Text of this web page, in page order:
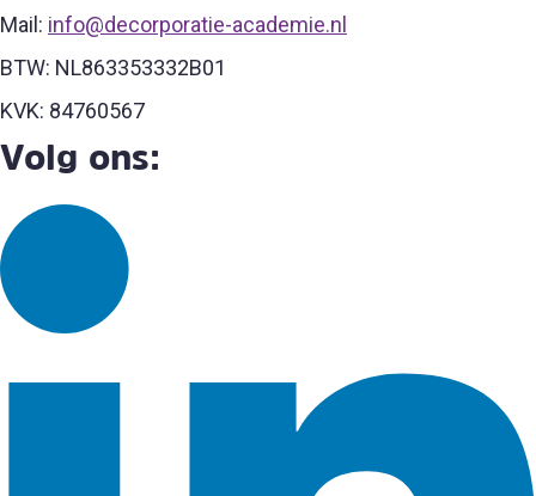
Mail: info@decorporatie-academie.nl
BTW: NL863353332B01
KVK: 84760567
Volg ons: